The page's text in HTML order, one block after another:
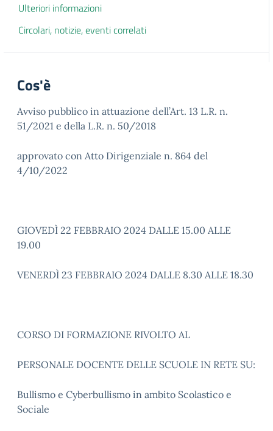
Ulteriori informazioni
Circolari, notizie, eventi correlati
Cos'è
Avviso pubblico in attuazione dell’Art. 13 L.R. n.
51/2021 e della L.R. n. 50/2018
approvato con Atto Dirigenziale n. 864 del
4/10/2022
GIOVEDÌ 22 FEBBRAIO 2024 DALLE 15.00 ALLE
19.00
VENERDÌ 23 FEBBRAIO 2024 DALLE 8.30 ALLE 18.30
CORSO DI FORMAZIONE RIVOLTO AL
PERSONALE DOCENTE DELLE SCUOLE IN RETE SU:
Bullismo e Cyberbullismo in ambito Scolastico e
Sociale